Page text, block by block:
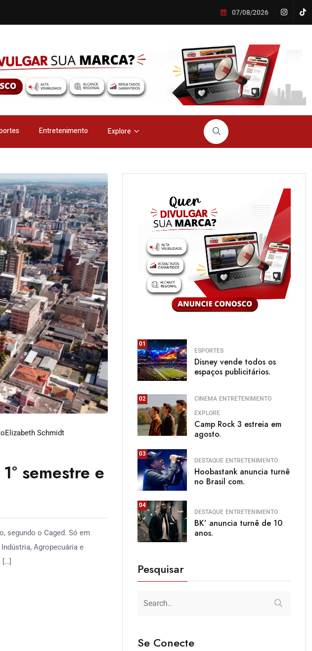
07/08/2026
Entretenimento Explore
Elizabeth Schmidt
semestre e
segundo o Caged. Só em
Agropecuária e
[…]
01
ESPORTES
Disney vende todos os
espaços publicitários.
02 CINEMA ENTRETENIMENTO
EXPLORE
Camp Rock 3 estreia em
agosto.
03
DESTAQUE ENTRETENIMENTO
Hoobastank anuncia turnê
no Brasil com.
04
DESTAQUE ENTRETENIMENTO
BK’ anuncia turnê de 10
anos.
Pesquisar
Se Conecte